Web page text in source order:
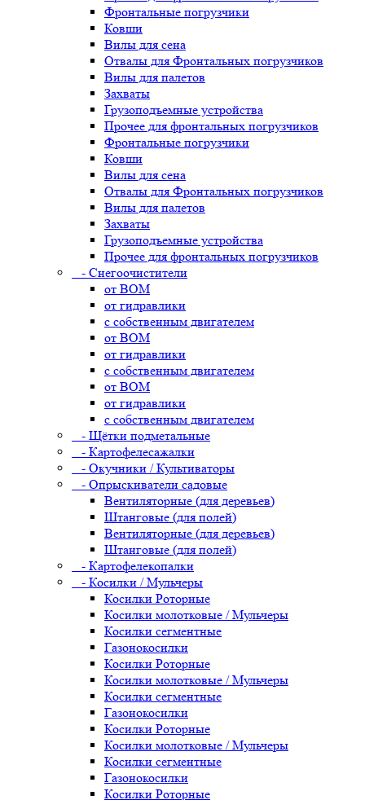
Фронтальные погрузчики
Ковши
Вилы для сена
Отвалы для Фронтальных погрузчиков
Вилы для палетов
Захваты
Грузоподъемные устройства
Прочее для фронтальных погрузчиков
Фронтальные погрузчики
Ковши
Вилы для сена
Отвалы для Фронтальных погрузчиков
Вилы для палетов
Захваты
Грузоподъемные устройства
Прочее для фронтальных погрузчиков
- Снегоочистители
от ВОМ
от гидравлики
с собственным двигателем
от ВОМ
от гидравлики
с собственным двигателем
от ВОМ
от гидравлики
с собственным двигателем
- Щётки подметальные
- Картофелесажалки
- Окучники / Культиваторы
- Опрыскиватели садовые
Вентиляторные (для деревьев)
Штанговые (для полей)
Вентиляторные (для деревьев)
Штанговые (для полей)
- Картофелекопалки
- Косилки / Мульчеры
Косилки Роторные
Косилки молотковые / Мульчеры
Косилки сегментные
Газонокосилки
Косилки Роторные
Косилки молотковые / Мульчеры
Косилки сегментные
Газонокосилки
Косилки Роторные
Косилки молотковые / Мульчеры
Косилки сегментные
Газонокосилки
Косилки Роторные